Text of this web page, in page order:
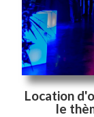
Location
le